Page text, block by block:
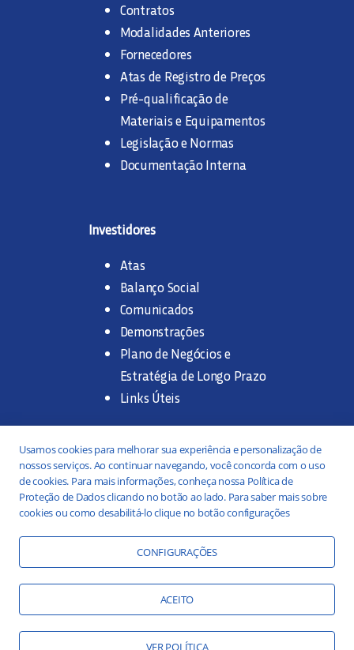
Contratos
Modalidades Anteriores
Fornecedores
Atas de Registro de Preços
Pré-qualificação de
Materiais e Equipamentos
Legislação e Normas
Documentação Interna
Investidores
Atas
Balanço Social
Comunicados
Demonstrações
Plano de Negócios e
Estratégia de Longo Prazo
Links Úteis
Trabalhe na SANASA
Concurso Público
Estágio
Portal da Transparência
Práticas ESG
Responsabilidade Social
Educação Ambiental
Usamos cookies para melhorar sua experiência e personalização de
nossos serviços. Ao continuar navegando, você concorda com o uso
de cookies. Para mais informações, conheça nossa Política de
Proteção de Dados clicando no botão ao lado. Para saber mais sobre
cookies ou como desabilitá-lo clique no botão configurações
CONFIGURAÇÕES
ACEITO
VER POLÍTICA